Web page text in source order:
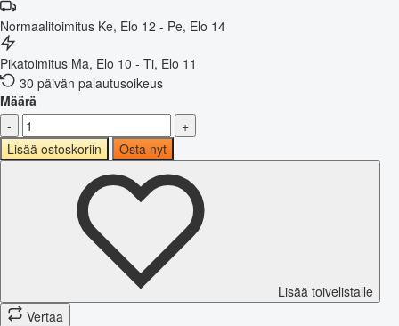
Normaalitoimitus Ke, Elo 12 - Pe, Elo 14
Pikatoimitus Ma, Elo 10 - Ti, Elo 11
30 päivän palautusoikeus
Määrä
-
+
Lisää ostoskoriin
Osta nyt
Lisää toivelistalle
Vertaa